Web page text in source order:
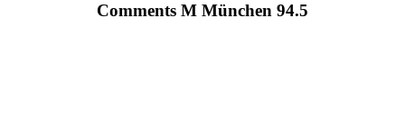
Comments M München 94.5